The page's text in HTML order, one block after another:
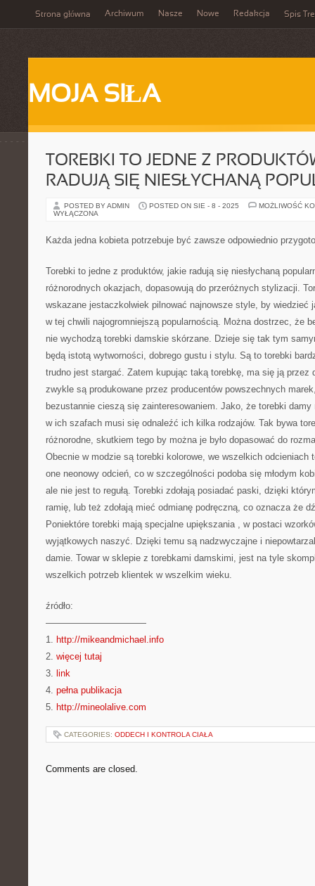
Strona główna Archiwum Nasze Nowe Redakcja Spis
MOJA SIŁA
TOREBKI TO JEDNE Z
RADUJĄ SIĘ NIESŁYCHANĄ
POSTED BY ADMIN POSTED ON SIE - 8 - 2025
MOŻLIWOŚĆ
WYŁĄCZONA
Każda jedna kobieta potrzebuje być zawsze odpowiednio
Torebki to jedne z produktów, jakie radują się niesłychaną
różnorodnych okazjach, dopasowują do przeróżnych stylizacji.
wskazane jestaczkolwiek pilnować najnowsze style, by wiedzieć
w tej chwili najogromniejszą popularnością. Można dostrzec, że
nie wychodzą torebki damskie skórzane. Dzieje się tak tym
będą istotą wytworności, dobrego gustu i stylu. Są to torebki
trudno jest stargać. Zatem kupując taką torebkę, ma się ją przez
zwykle są produkowane przez producentów powszechnych
bezustannie cieszą się zainteresowaniem. Jako, że torebki
w ich szafach musi się odnaleźć ich kilka rodzajów. Tak bywa
różnorodne, skutkiem tego by można je było dopasować do
Obecnie w modzie są torebki kolorowe, we wszelkich odcieniach
one neonowy odcień, co w szczególności podoba się młodym
ale nie jest to regułą. Torebki zdołają posiadać paski, dzięki
ramię, lub też zdołają mieć odmianę podręczną, co oznacza że
Poniektóre torebki mają specjalne upiększania , w postaci
wyjątkowych naszyć. Dzięki temu są nadzwyczajne i
damie. Towar w sklepie z torebkami damskimi, jest na tyle
wszelkich potrzeb klientek w wszelkim wieku.
źródło:
———————————
1. http://mikeandmichael.info
2. więcej tutaj
3. link
4. pełna publikacja
5. http://mineolalive.com
CATEGORIES: ODDECH I KONTROLA CIAŁA
Comments are closed.